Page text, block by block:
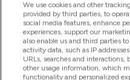
Pomoc I Informacja
Produkty
We use cookies and other
provided by third parties, to
social media features, enhance
experiences, support our
also enable us and third parties
activity data, such as IP
URLs, searches and interactions,
other usage information, which
functionality and personalized